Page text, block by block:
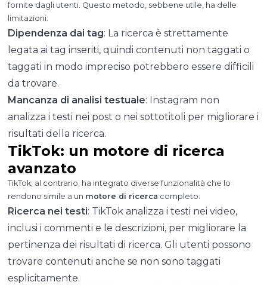
fornite dagli utenti. Questo metodo, sebbene utile, ha delle
limitazioni:
Dipendenza dai tag: La ricerca è strettamente
legata ai tag inseriti, quindi contenuti non taggati o
taggati in modo impreciso potrebbero essere difficili
da trovare.
Mancanza di analisi testuale: Instagram non
analizza i testi nei post o nei sottotitoli per migliorare i
risultati della ricerca.
TikTok: un motore di ricerca
avanzato
TikTok, al contrario, ha integrato diverse funzionalità che lo
rendono simile a un motore di ricerca completo:
Ricerca nei testi: TikTok analizza i testi nei video,
inclusi i commenti e le descrizioni, per migliorare la
pertinenza dei risultati di ricerca. Gli utenti possono
trovare contenuti anche se non sono taggati
esplicitamente.